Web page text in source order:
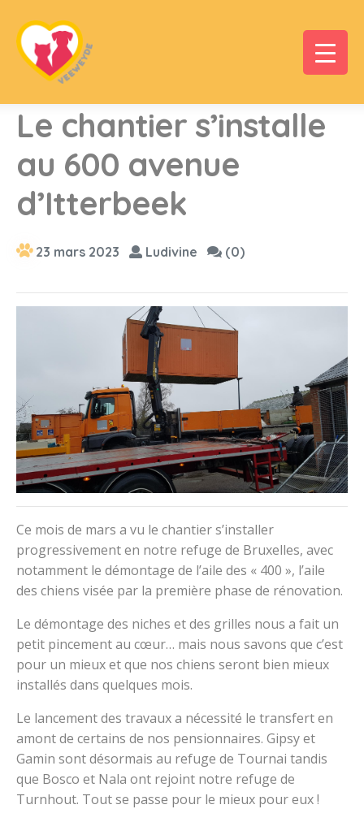
Le chantier s’installe
au 600 avenue
d’Itterbeek
23 mars 2023 Ludivine (0)
Ce mois de mars a vu le chantier s’installer
progressivement en notre refuge de Bruxelles, avec
notamment le démontage de l’aile des « 400 », l’aile
des chiens visée par la première phase de rénovation.
Le démontage des niches et des grilles nous a fait un
petit pincement au cœur… mais nous savons que c’est
pour un mieux et que nos chiens seront bien mieux
installés dans quelques mois.
Le lancement des travaux a nécessité le transfert en
amont de certains de nos pensionnaires. Gipsy et
Gamin sont désormais au refuge de Tournai tandis
que Bosco et Nala ont rejoint notre refuge de
Turnhout. Tout se passe pour le mieux pour eux !